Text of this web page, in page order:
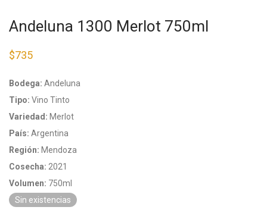
Andeluna 1300 Merlot 750ml
$735
Bodega: Andeluna
Tipo: Vino Tinto
Variedad: Merlot
País: Argentina
Región: Mendoza
Cosecha: 2021
Volumen: 750ml
Sin existencias